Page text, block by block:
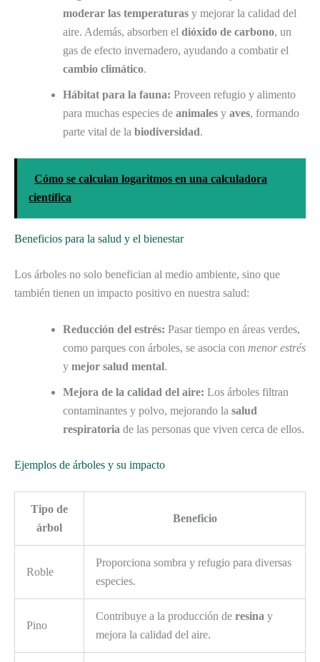
moderar las temperaturas y mejorar la calidad del
aire. Además, absorben el dióxido de carbono, un
gas de efecto invernadero, ayudando a combatir el
cambio climático.
Hábitat para la fauna: Proveen refugio y alimento
para muchas especies de animales y aves, formando
parte vital de la biodiversidad.
Cómo se calculan logaritmos en una calculadora
científica
Beneficios para la salud y el bienestar
Los árboles no solo benefician al medio ambiente, sino que
también tienen un impacto positivo en nuestra salud:
Reducción del estrés: Pasar tiempo en áreas verdes,
como parques con árboles, se asocia con menor estrés
y mejor salud mental.
Mejora de la calidad del aire: Los árboles filtran
contaminantes y polvo, mejorando la salud
respiratoria de las personas que viven cerca de ellos.
Ejemplos de árboles y su impacto
Tipo de
árbol
Beneficio
Roble
Proporciona sombra y refugio para diversas
especies.
Pino
Contribuye a la producción de resina y
mejora la calidad del aire.